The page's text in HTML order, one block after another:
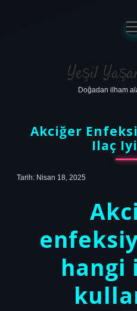
Gizlilik
Yasal
aç
Yeşil
Doğadan ilham
Akciğer
Ilaç
Tarih: Nisan 18, 2025
hangi